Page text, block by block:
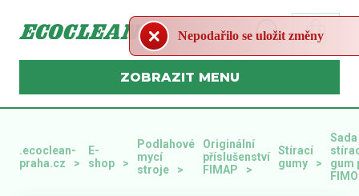
MENU
.ecoclean-
praha.cz
E-
shop
Podlahové
mycí
stroje
Originální
příslušenství
FIMAP
Stírací
gumy
Sada
gum
Nepodařilo se uložit změny